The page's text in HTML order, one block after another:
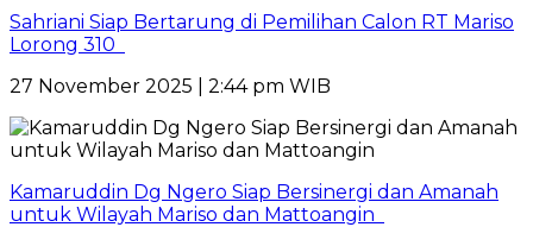
Sahriani Siap Bertarung di Pemilihan Calon RT Mariso
Lorong 310
27 November 2025 | 2:44 pm WIB
Kamaruddin Dg Ngero Siap Bersinergi dan Amanah
untuk Wilayah Mariso dan Mattoangin